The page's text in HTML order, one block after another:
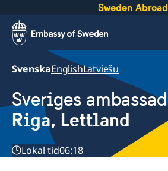
Sweden Abroad
SvenskaEnglishLatviešu
Sveriges ambassad
Riga, Lettland
Lokal tid06:18